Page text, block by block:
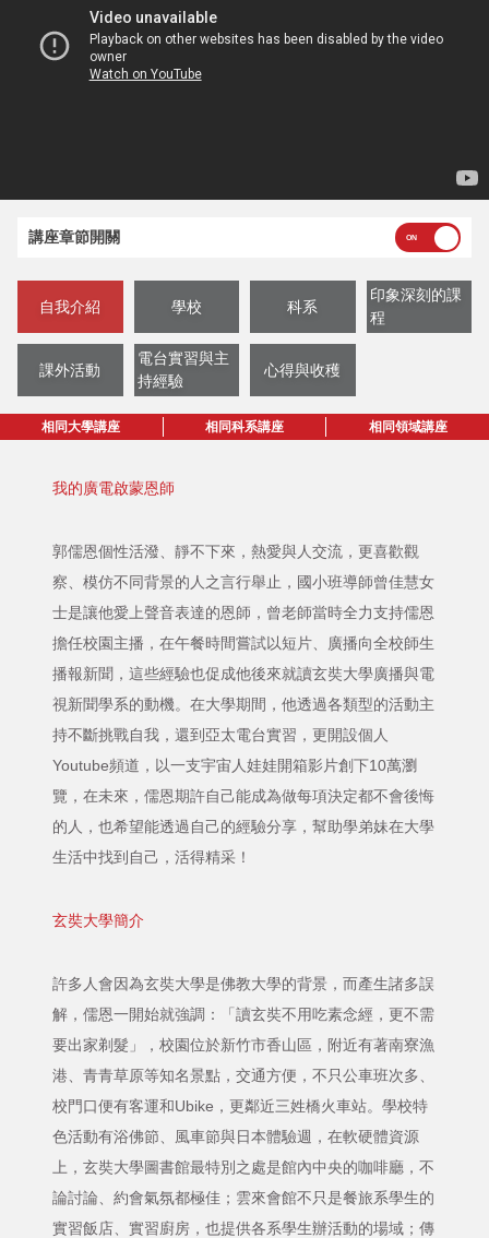
講座章節開關
自我介紹 學校 科系
印象深刻的課
程
課外活動
電台實習與主
持經驗
心得與收穫
相同大學講座 相同科系講座 相同領域講座
我的廣電啟蒙恩師
郭儒恩個性活潑、靜不下來，熱愛與人交流，更喜歡觀
察、模仿不同背景的人之言行舉止，國小班導師曾佳慧女
士是讓他愛上聲音表達的恩師，曾老師當時全力支持儒恩
擔任校園主播，在午餐時間嘗試以短片、廣播向全校師生
播報新聞，這些經驗也促成他後來就讀玄奘大學廣播與電
視新聞學系的動機。在大學期間，他透過各類型的活動主
持不斷挑戰自我，還到亞太電台實習，更開設個人
Youtube頻道，以一支宇宙人娃娃開箱影片創下10萬瀏
覽，在未來，儒恩期許自己能成為做每項決定都不會後悔
的人，也希望能透過自己的經驗分享，幫助學弟妹在大學
生活中找到自己，活得精采！
玄奘大學簡介
許多人會因為玄奘大學是佛教大學的背景，而產生諸多誤
解，儒恩一開始就強調：「讀玄奘不用吃素念經，更不需
要出家剃髮」，校園位於新竹市香山區，附近有著南寮漁
港、青青草原等知名景點，交通方便，不只公車班次多、
校門口便有客運和Ubike，更鄰近三姓橋火車站。學校特
色活動有浴佛節、風車節與日本體驗週，在軟硬體資源
上，玄奘大學圖書館最特別之處是館內中央的咖啡廳，不
論討論、約會氣氛都極佳；雲來會館不只是餐旅系學生的
實習飯店、實習廚房，也提供各系學生辦活動的場域；傳